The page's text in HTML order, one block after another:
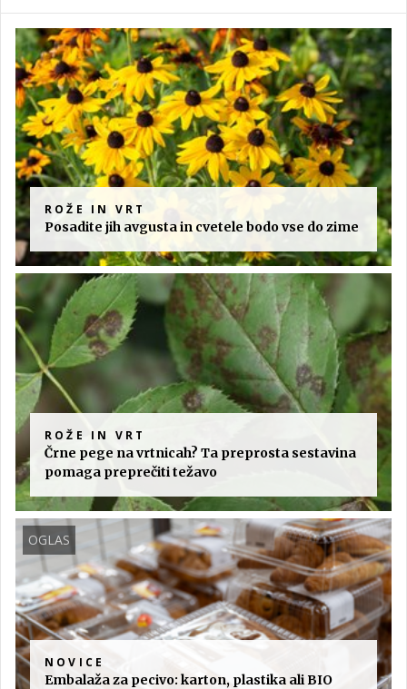
ROŽE IN VRT
Posadite jih avgusta in cvetele bodo vse do zime
ROŽE IN VRT
Črne pege na vrtnicah? Ta preprosta sestavina
pomaga preprečiti težavo
OGLAS
NOVICE
Embalaža za pecivo: karton, plastika ali BIO